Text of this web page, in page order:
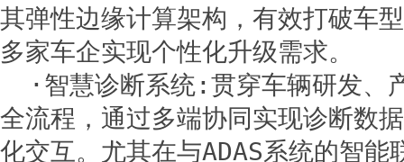
其弹性边缘计算架构，有效打破车
多家车企实现个性化升级需求。
·智慧诊断系统:贯穿车辆研发、
全流程，通过多端协同实现诊断数
化交互。尤其在与ADAS系统的智能